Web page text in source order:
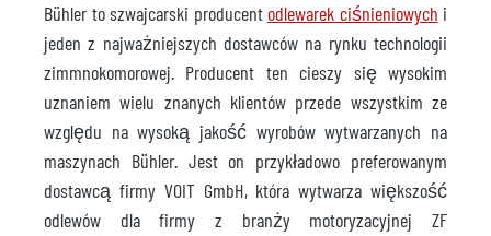
Bühler to szwajcarski producent odlewarek ciśnieniowych i
jeden z najważniejszych dostawców na rynku technologii
zimmnokomorowej. Producent ten cieszy się wysokim
uznaniem wielu znanych klientów przede wszystkim ze
względu na wysoką jakość wyrobów wytwarzanych na
maszynach Bühler. Jest on przykładowo preferowanym
dostawcą firmy VOIT GmbH, która wytwarza większość
odlewów dla firmy z branży motoryzacyjnej ZF